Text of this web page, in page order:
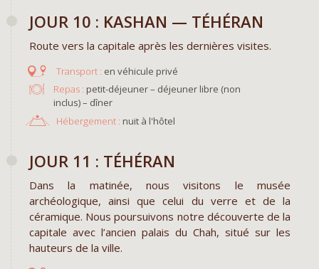
JOUR 10 : KASHAN — TÉHÉRAN
Route vers la capitale après les dernières visites.
en véhicule privé
Repas : petit-déjeuner – déjeuner libre (non
inclus) – dîner
Hébergement : nuit à l'hôtel
JOUR 11 : TÉHÉRAN
Dans la matinée, nous visitons le musée
archéologique, ainsi que celui du verre et de la
céramique. Nous poursuivons notre découverte de la
capitale avec l’ancien palais du Chah, situé sur les
hauteurs de la ville.